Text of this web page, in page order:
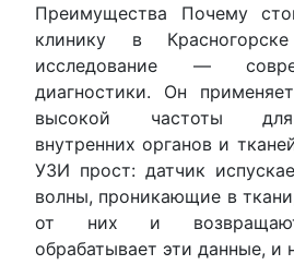
Преимущества Почему
клинику в Красногорске
исследование —
диагностики. Он
высокой частоты для
внутренних органов и
УЗИ прост: датчик
волны, проникающие в
от них и
обрабатывает эти данные, и